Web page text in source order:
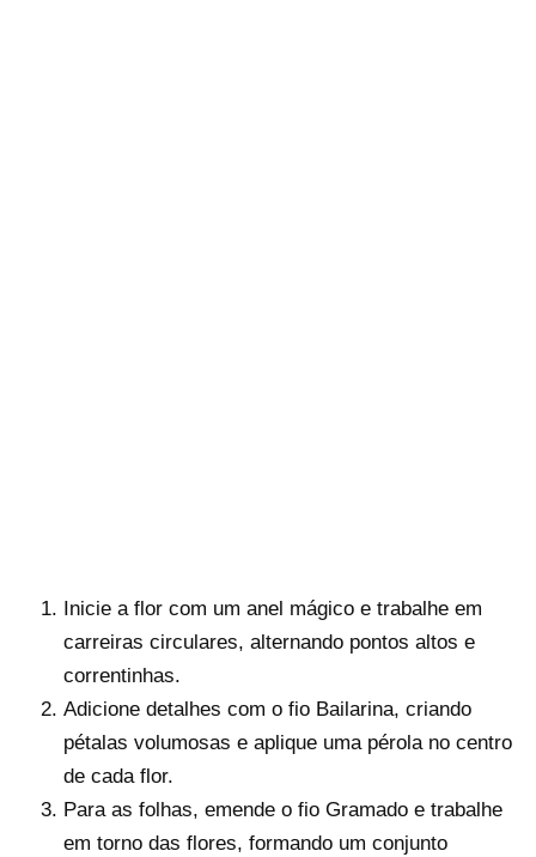
Inicie a flor com um anel mágico e trabalhe em
carreiras circulares, alternando pontos altos e
correntinhas.
Adicione detalhes com o fio Bailarina, criando
pétalas volumosas e aplique uma pérola no centro
de cada flor.
Para as folhas, emende o fio Gramado e trabalhe
em torno das flores, formando um conjunto